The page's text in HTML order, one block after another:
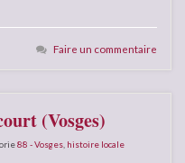
Faire un commentaire
(Vosges)
88 - Vosges histoire locale